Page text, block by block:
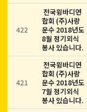
422
전국윙바디연
합회 (주)사랑
운수 2018년도
8월 정기외식
봉사 있습니다.
421
전국윙바디연
합회 (주)사랑
운수 2018년도
7월 정기외식
봉사 있습니다.